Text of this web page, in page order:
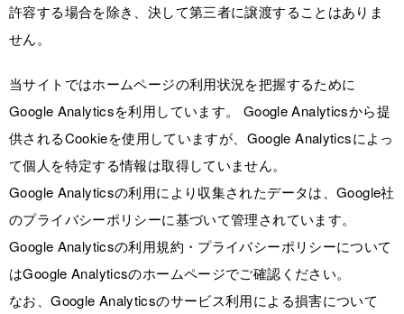
許容する場合を除き、決して第三者に譲渡することはありま
せん。
当サイトではホームページの利用状況を把握するために
Google Analyticsを利用しています。 Google Analyticsから提
供されるCookieを使用していますが、Google Analyticsによっ
て個人を特定する情報は取得していません。
Google Analyticsの利用により収集されたデータは、Google社
のプライバシーポリシーに基づいて管理されています。
Google Analyticsの利用規約・プライバシーポリシーについて
はGoogle Analyticsのホームページでご確認ください。
なお、Google Analyticsのサービス利用による損害について